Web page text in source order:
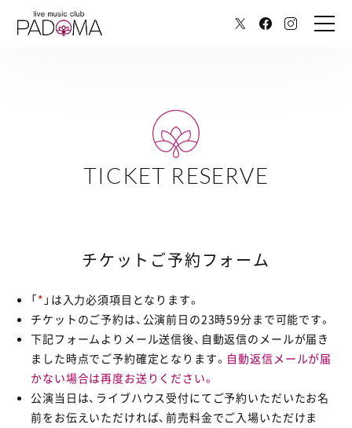
TICKET RESERVE
チケットご予約フォーム
「* 」は入力必須項目となります。
チケットのご予約は、公演前日の23時59分まで可能です。
下記フォームよりメール送信後、自動返信のメールが届き
ました時点でご予約確定となります。 自動返信メールが届
かない場合は再度お送りください。
公演当日は、ライブハウス受付にてご予約いただいたお名
前をお伝えいただければ、前売料金でご入場いただけま